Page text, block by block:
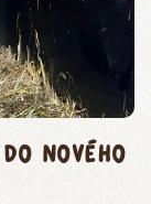
nového